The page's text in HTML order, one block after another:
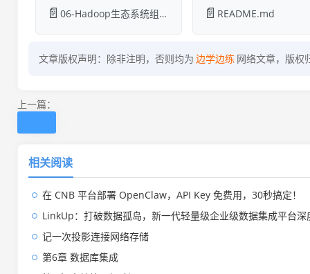
📄 06-Hadoop生态系统组件.md 📄 README.md
文章版权声明：除非注明，否则均为 边学边练 网络文章，版权
上一篇：
相关阅读
在 CNB 平台部署 OpenClaw，API Key 免费用，30秒搞定！
LinkUp：打破数据孤岛，新一代轻量级企业级数据集成平台深
记一次投影连接网络存储
第6章 数据库集成